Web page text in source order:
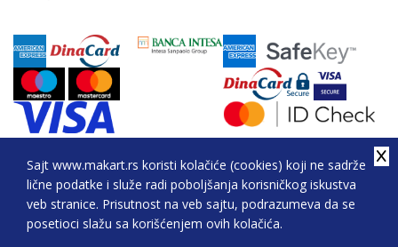
Sajt www.makart.rs koristi kolačiće (cookies) koji ne sadrže
lične podatke i služe radi poboljšanja korisničkog iskustva
veb stranice. Prisutnost na veb sajtu, podrazumeva da se
posetioci slažu sa korišćenjem ovih kolačića.
2026. All Rights Reserved © Makart.rs - MAKART DOO
BEOGRAD (NOVI BEOGRAD), PIB: 105184104, MB:
20337524